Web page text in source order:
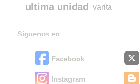
ultima unidad varita
Síguenos en
Facebook
Instagram